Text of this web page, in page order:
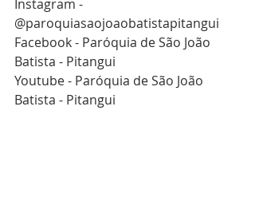
Instagram -
@paroquiasaojoaobatistapitangui
Facebook - Paróquia de São João
Batista - Pitangui
Youtube - Paróquia de São João
Batista - Pitangui